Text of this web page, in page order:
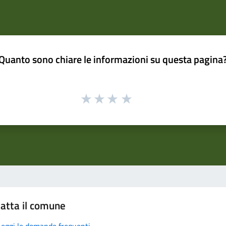
sono chiare le informazioni su questa
il comune